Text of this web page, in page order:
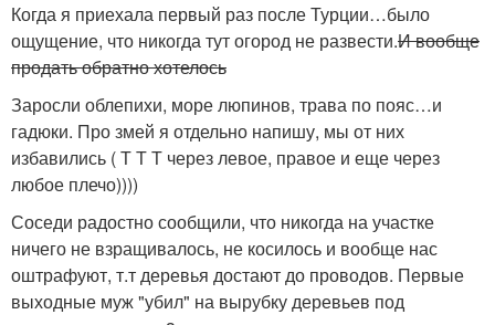
Когда я приехала первый раз после Турции…было
ощущение, что никогда тут огород не развести.И вообще
продать обратно хотелось
Заросли облепихи, море люпинов, трава по пояс…и
гадюки. Про змей я отдельно напишу, мы от них
избавились ( Т Т Т через левое, правое и еще через
любое плечо))))
Соседи радостно сообщили, что никогда на участке
ничего не взращивалось, не косилось и вообще нас
оштрафуют, т.т деревья достают до проводов. Первые
выходные муж "убил" на вырубку деревьев под